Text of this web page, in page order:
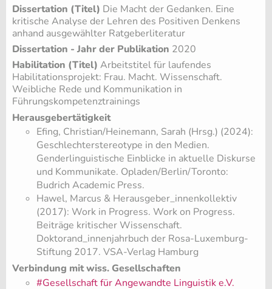
Dissertation (Titel) Die Macht der Gedanken. Eine
kritische Analyse der Lehren des Positiven Denkens
anhand ausgewählter Ratgeberliteratur
Dissertation - Jahr der Publikation 2020
Habilitation (Titel) Arbeitstitel für laufendes
Habilitationsprojekt: Frau. Macht. Wissenschaft.
Weibliche Rede und Kommunikation in
Führungskompetenztrainings
Herausgebertätigkeit
Efing, Christian/Heinemann, Sarah (Hrsg.) (2024):
Geschlechterstereotype in den Medien.
Genderlinguistische Einblicke in aktuelle Diskurse
und Kommunikate. Opladen/Berlin/Toronto:
Budrich Academic Press.
Hawel, Marcus & Herausgeber_innenkollektiv
(2017): Work in Progress. Work on Progress.
Beiträge kritischer Wissenschaft.
Doktorand_innenjahrbuch der Rosa-Luxemburg-
Stiftung 2017. VSA-Verlag Hamburg
Verbindung mit wiss. Gesellschaften
#Gesellschaft für Angewandte Linguistik e.V.